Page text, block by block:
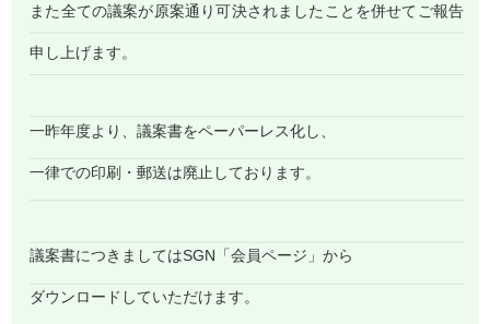
また全ての議案が原案通り可決されましたことを併せてご報告
申し上げます。
一昨年度より、議案書をペーパーレス化し、
一律での印刷・郵送は廃止しております。
議案書につきましてはSGN「会員ページ」から
ダウンロードしていただけます。